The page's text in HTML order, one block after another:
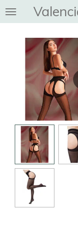
Ga
direct
hoofdinhoud